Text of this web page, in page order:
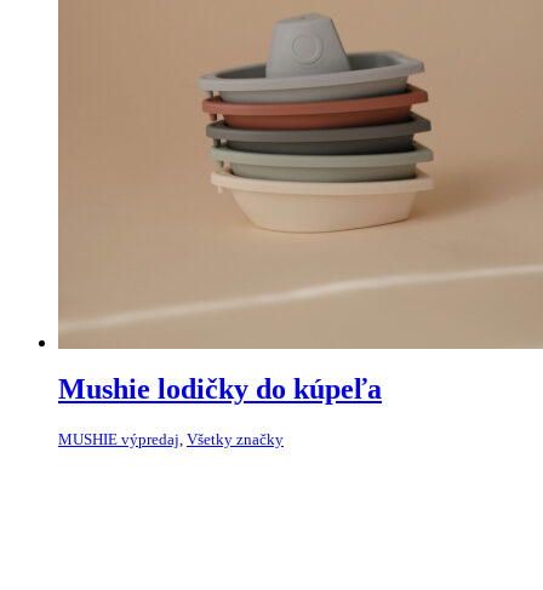
Mushie lodičky do kúpeľa
MUSHIE výpredaj Všetky značky